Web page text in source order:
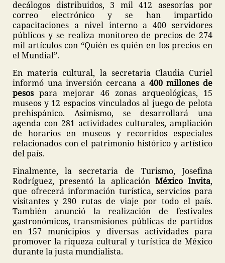
decálogos distribuidos, 3 mil 412 asesorías por
correo electrónico y se han impartido
capacitaciones a nivel interno a 400 servidores
públicos y se realiza monitoreo de precios de 274
mil artículos con “Quién es quién en los precios en
el Mundial”.
En materia cultural, la secretaria Claudia Curiel
informó una inversión cercana a 400 millones de
pesospara mejorar 46 zonas arqueológicas, 15
museos y 12 espacios vinculados al juego de pelota
prehispánico. Asimismo, se desarrollará una
agenda con 281 actividades culturales, ampliación
de horarios en museos y recorridos especiales
relacionados con el patrimonio histórico y artístico
del país.
Finalmente, la secretaria de Turismo, Josefina
Rodríguez, presentó la aplicación México Invita,
que ofrecerá información turística, servicios para
visitantes y 290 rutas de viaje por todo el país.
También anunció la realización de festivales
gastronómicos, transmisiones públicas de partidos
en 157 municipios y diversas actividades para
promover la riqueza cultural y turística de México
durante la justa mundialista.